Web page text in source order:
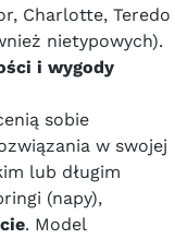
Charlotte, Teredo
nietypowych).
i wygody
sobie
w swojej
lub długim
(napy),
. Model